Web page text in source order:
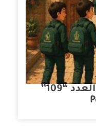
مجلة الأشتر الصغير العدد “109”